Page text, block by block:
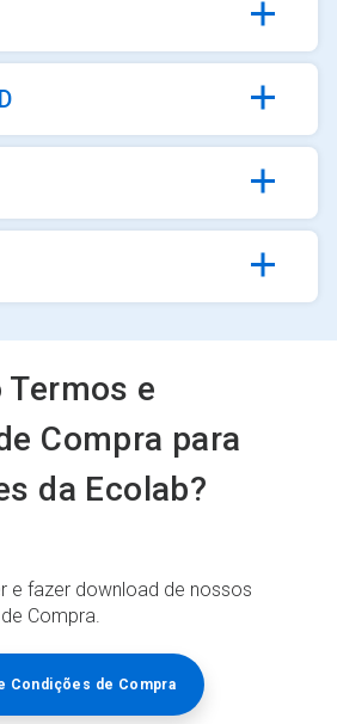
e
Compra para
da Ecolab?
e fazer download de nossos
Compra.
Condições de Compra